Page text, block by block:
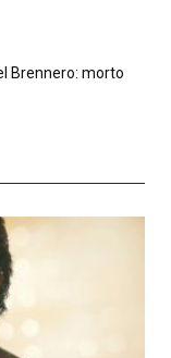
Brennero: morto